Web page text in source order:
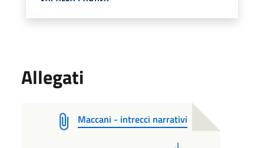
Allegati
Maccani - intrecci narrativi